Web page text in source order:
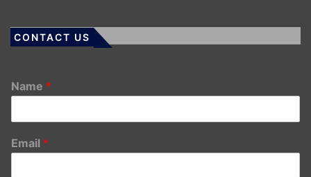
CONTACT US
Name *
Email *